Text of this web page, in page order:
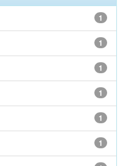
1
1
1
1
1
1